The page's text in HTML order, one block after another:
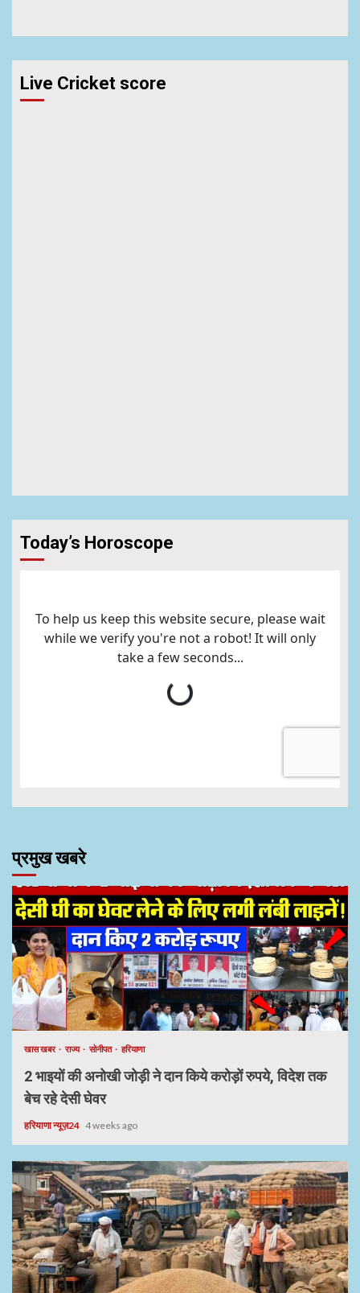
Live Cricket score
Today’s Horoscope
प्रमुख खबरे
खास खबर राज्य सोनीपत हरियाणा
2 भाइयों की अनोखी जोड़ी ने दान किये करोड़ों रुपये, विदेश तक
बेच रहे देसी घेवर
हरियाणा न्यूज़24 4 weeks ago